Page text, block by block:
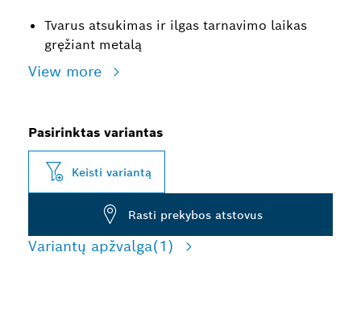
Tvarus atsukimas ir ilgas tarnavimo laikas
gręžiant metalą
View more
Pasirinktas variantas
Keisti variantą
Rasti prekybos atstovus
Variantų apžvalga(1)